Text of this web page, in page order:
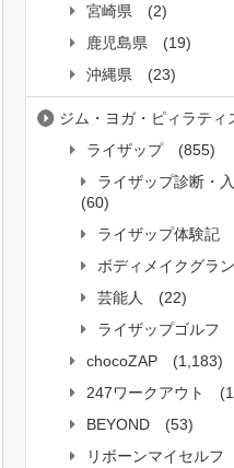
宮崎県
(2)
鹿児島県
(19)
沖縄県
(23)
ジム・ヨガ・ピィラティ
ライザップ
(855)
ライザップ診断・
(60)
ライザップ体験記
ボディメイクグラ
芸能人
(22)
ライザップゴルフ
chocoZAP
(1,183)
247ワークアウト
BEYOND
(53)
リボーンマイセルフ